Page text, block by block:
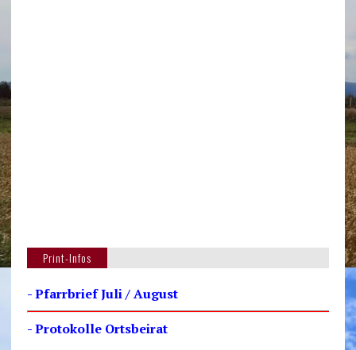
Print-Infos
- Pfarrbrief Juli / August
- Protokolle Ortsbeirat